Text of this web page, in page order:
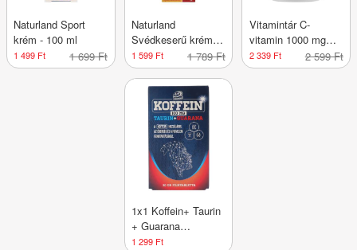
Naturland Sport
krém - 100 ml
1 499 Ft 1 699 Ft
Naturland
Svédkeserű krém -
60 g
1 599 Ft 1 789 Ft
Vitamintár C-
vitamin 1000 mg
csipkebogyó
kivonattal elnyújtott
2 339 Ft 2 599 Ft
1x1 Koffein+ Taurin
+ Guarana
filmtabletta - 30 db
1 299 Ft